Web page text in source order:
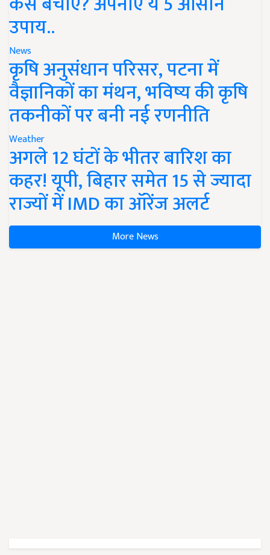
उपाय..
News
कृषि अनुसंधान परिसर, पटना में
वैज्ञानिकों का मंथन, भविष्य की कृषि
तकनीकों पर बनी नई रणनीति
Weather
अगले 12 घंटों के भीतर बारिश का
कहर! यूपी, बिहार समेत 15 से ज्यादा
राज्यों में IMD का ऑरेंज अलर्ट
More News